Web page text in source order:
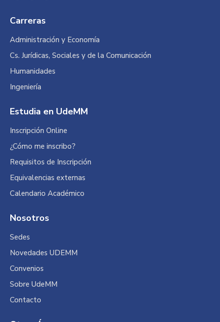
opens
in
new
opens
in
new
in
new
Carreras
Administración y Economía
Cs. Jurídicas, Sociales y de la Comunicación
Humanidades
Ingeniería
Estudia en UdeMM
Inscripción Online
¿Cómo me inscribo?
Requisitos de Inscripción
Equivalencias externas
Calendario Académico
Nosotros
Sedes
Novedades UDEMM
Convenios
Sobre UdeMM
Contacto